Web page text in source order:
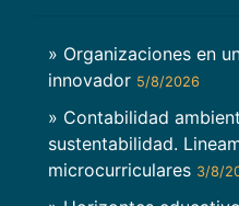
» Organizaciones en
innovador 5/8/2026
» Contabilidad
sustentabilidad.
microcurriculares 3/8/